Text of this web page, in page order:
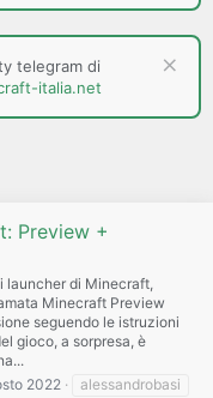
telegram di
italia.net
Preview +
launcher di Minecraft,
Minecraft Preview
seguendo le istruzioni
gioco, a sorpresa, è
2022
alessandrobasi